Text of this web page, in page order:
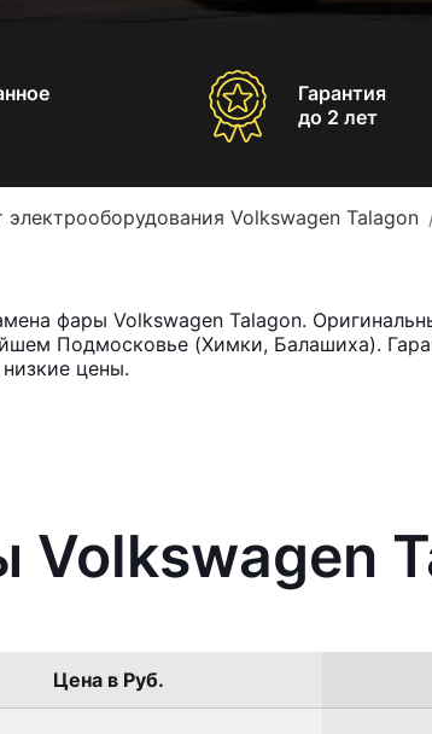
Гарантия
до 2 лет
электрооборудования Volkswagen Talagon
фары Volkswagen Talagon.
Подмосковье (Химки, Балашиха).
цены.
Цена в Руб.